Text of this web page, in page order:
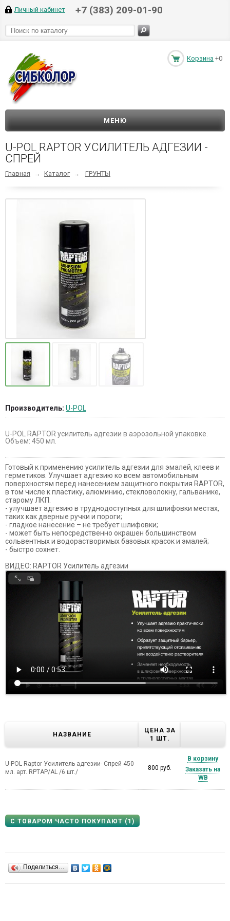
Личный кабинет +7 (383) 209-01-90
Корзина +0
МЕНЮ
U-POL RAPTOR УСИЛИТЕЛЬ АДГЕЗИИ -
СПРЕЙ
Главная → Каталог → ГРУНТЫ
Производитель: U-POL
U-POL RAPTOR усилитель адгезии в аэрозольной упаковке.
Объем: 450 мл.
Готовый к применению усилитель адгезии для эмалей, клеев и
герметиков. Улучшает адгезию ко всем автомобильным
поверхностям перед нанесением защитного покрытия RAPTOR,
в том числе к пластику, алюминию, стекловолокну, гальванике,
старому ЛКП.
- улучшает адгезию в труднодоступных для шлифовки местах,
таких как дверные ручки и пороги;
- гладкое нанесение – не требует шлифовки;
- может быть непосредственно окрашен большинством
сольвентных и водорастворимых базовых красок и эмалей;
- быстро сохнет.
ВИДЕО: RAPTOR Усилитель адгезии
НАЗВАНИЕ
ЦЕНА ЗА
1 ШТ.
U-POL Raptor Усилитель адгезии- Спрей 450
мл. арт. RPTAP/AL /6 шт./
800 руб.
В корзину
Заказать на
WB
С ТОВАРОМ ЧАСТО ПОКУПАЮТ (1)
Поделиться…